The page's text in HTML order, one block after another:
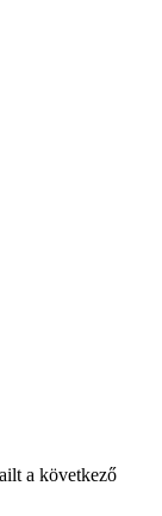
a következő